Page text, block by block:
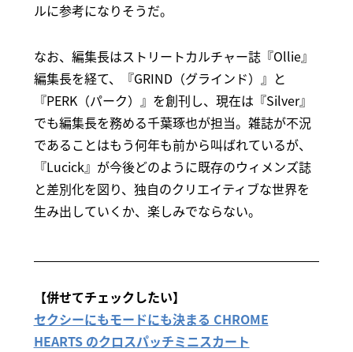
ルに参考になりそうだ。
なお、編集長はストリートカルチャー誌『Ollie』
編集長を経て、『GRIND（グラインド）』と
『PERK（パーク）』を創刊し、現在は『Silver』
でも編集長を務める千葉琢也が担当。雑誌が不況
であることはもう何年も前から叫ばれているが、
『Lucick』が今後どのように既存のウィメンズ誌
と差別化を図り、独自のクリエイティブな世界を
生み出していくか、楽しみでならない。
【併せてチェックしたい】
セクシーにもモードにも決まる CHROME
HEARTS のクロスパッチミニスカート